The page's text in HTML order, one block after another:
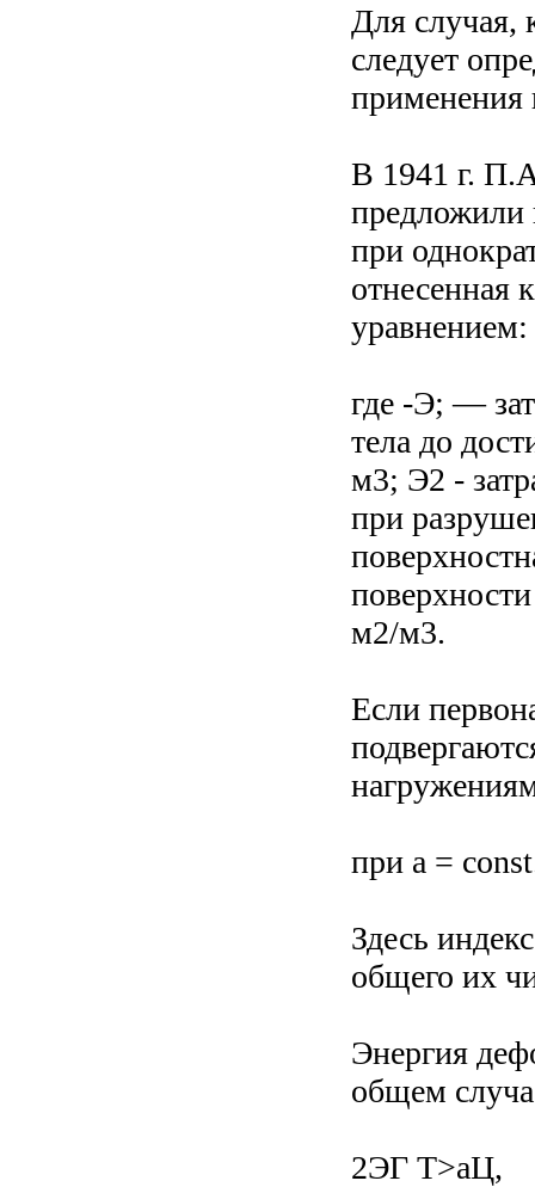
Для случая,
следует
применения
В 1941 г.
предложили
при
отнесенная
уравнением:
где -Э; —
тела до
м3; Э2 -
при
м2/м3.
Если
при a =
Здесь
общего их
Энергия
общем
2ЭГ Т>аЦ,